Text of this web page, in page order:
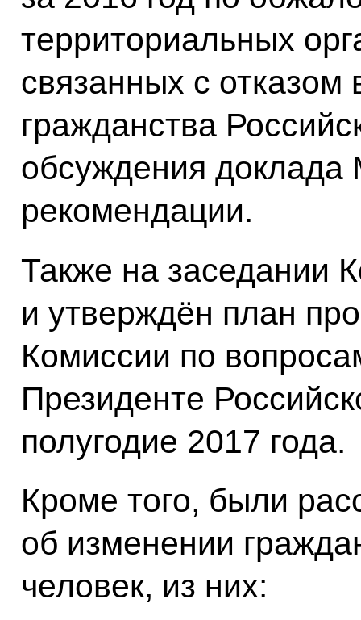
территориальных
связанных с отказом
гражданства
обсуждения
рекомендации.
Также на заседании
и утверждён план
Комиссии по
Президенте
полугодие 2017 года.
Кроме того, были
об изменении
человек, из них: